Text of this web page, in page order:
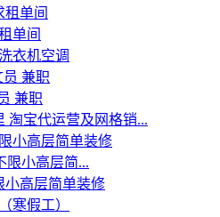
单间
衣机空调
兼职
淘宝代运营及网格销...
限小高层简...
小高层简单装修